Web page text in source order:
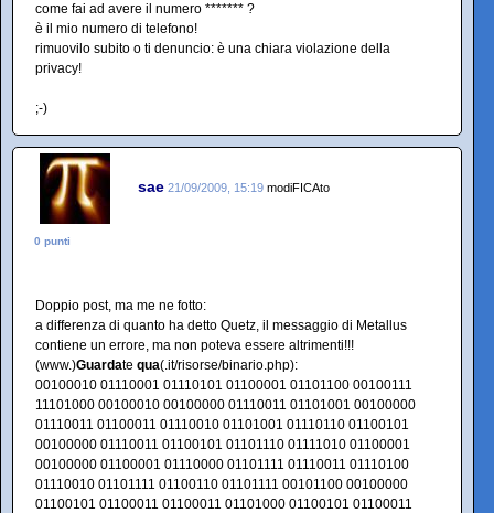
come fai ad avere il numero ******* ?
è il mio numero di telefono!
rimuovilo subito o ti denuncio: è una chiara violazione della
privacy!
;-)
sae 21/09/2009, 15:19 modiFICAto
0 punti
Doppio post, ma me ne fotto:
a differenza di quanto ha detto Quetz, il messaggio di Metallus
contiene un errore, ma non poteva essere altrimenti!!!
(www.)Guardate qua(.it/risorse/binario.php):
00100010 01110001 01110101 01100001 01101100 00100111
11101000 00100010 00100000 01110011 01101001 00100000
01110011 01100011 01110010 01101001 01110110 01100101
00100000 01110011 01100101 01101110 01111010 01100001
00100000 01100001 01110000 01101111 01110011 01110100
01110010 01101111 01100110 01101111 00101100 00100000
01100101 01100011 01100011 01101000 01100101 01100011